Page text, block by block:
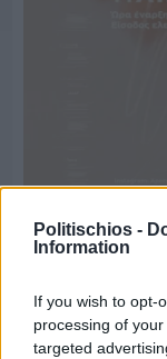
Politischios -
Information
If you wish to opt-
processing of
targeted
Παραμονή
πανηγύρι στη